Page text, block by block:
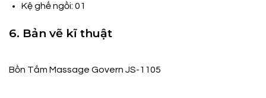
Kệ ghế ngồi: 01
6. Bản vẽ kĩ thuật
Bồn Tắm Massage Govern JS-1105